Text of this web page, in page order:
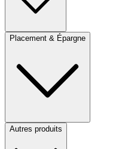
Placement & Épargne
Autres produits